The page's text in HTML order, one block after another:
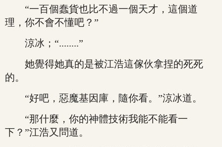
“一百個蠢貨也比不過一個天才，這個道
理，你不會不懂吧？”
涼冰；“........”
她覺得她真的是被江浩這傢伙拿捏的死死
的。
“好吧，惡魔基因庫，隨你看。”涼冰道。
“那什麼，你的神體技術我能不能看一
下？”江浩又問道。